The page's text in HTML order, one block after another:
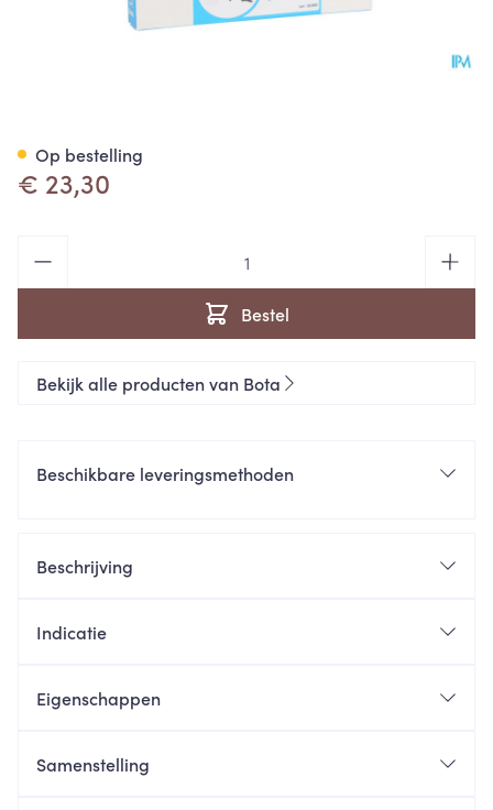
€ 23,30
Bestel
Op bestelling
Bekijk alle producten van Bota
Beschikbare leveringsmethoden
Beschrijving
Indicatie
Eigenschappen
Samenstelling